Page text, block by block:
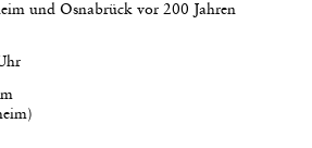
und Osnabrück vor 200 Jahren